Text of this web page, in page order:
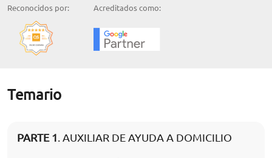
Reconocidos por: Acreditados como:
Temario
PARTE 1. AUXILIAR DE AYUDA A DOMICILIO